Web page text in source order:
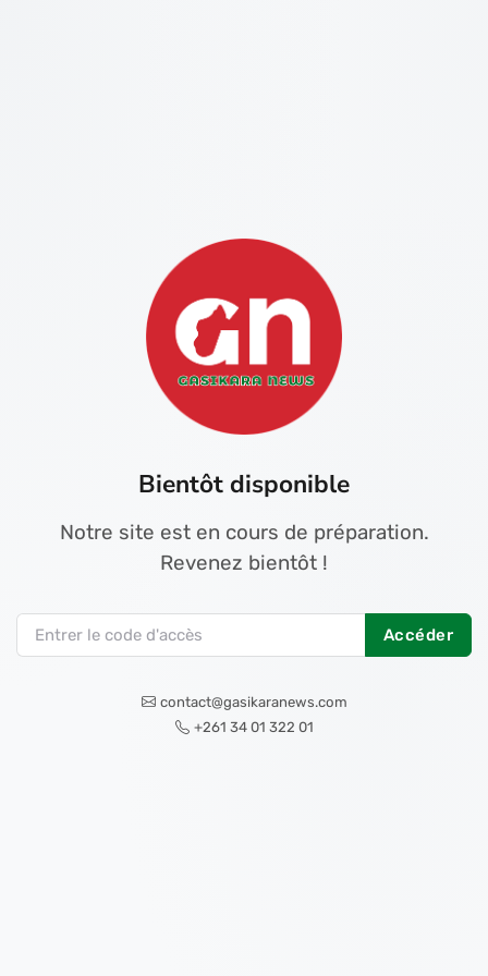
Bientôt disponible
Notre site est en cours de préparation.
Revenez bientôt !
Accéder
contact@gasikaranews.com
+261 34 01 322 01